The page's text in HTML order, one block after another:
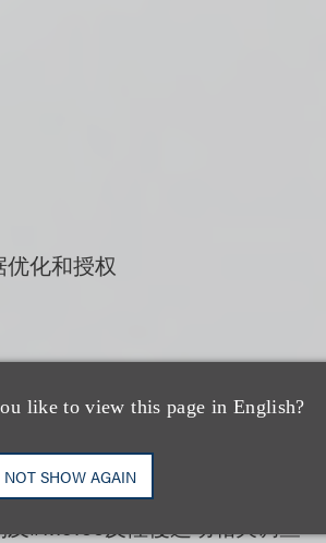
like to view this page in English?
NOT SHOW AGAIN
化和授权
及#MeToo反性侵运动相关调查